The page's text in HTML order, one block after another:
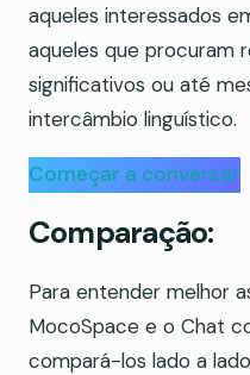
aqueles interessados
aqueles que procuram
significativos ou até
intercâmbio linguístico.
Começar a conversar
Comparação:
Para entender melhor
MocoSpace e o Chat
compará-los lado a